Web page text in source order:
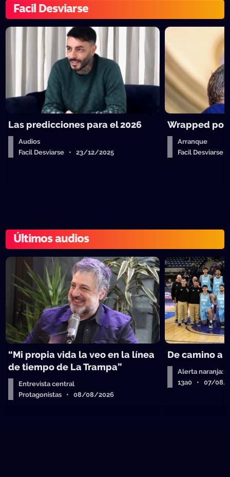
Facil Desviarse
Las predicciones para el 2026
Audios
Facil Desviarse • 23/12/2025
Wrapped
Arranque
Facil
Últimos audios
“Mi propia vida la veo en la línea
de tiempo de La Trampa”
Entrevista central
Protagonistas • 08/08/2026
De camino a
Alerta naranja:
13a0 • 07/08/